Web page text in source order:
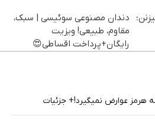
دندان مصنوعی سوئیسی | سبک،
مقاوم، طبیعی! ویزیت
رایگان+پرداخت اقساطی😍
هرمز عوارض نمیگیرد!+ جزئیات